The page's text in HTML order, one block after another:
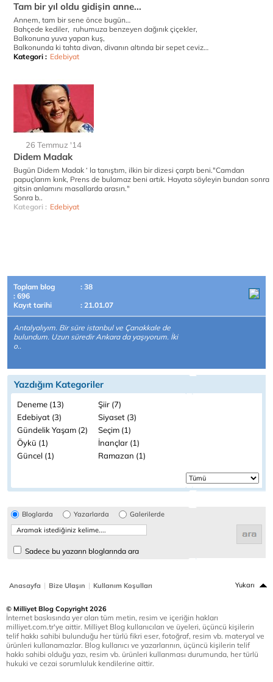
Tam bir yıl oldu gidişin anne...
Annem, tam bir sene önce bugün…
Bahçede kediler, ruhumuza benzeyen dağınık çiçekler,
Balkonuna yuva yapan kuş,
Balkonunda ki tahta divan, divanın altında bir sepet ceviz…
Kategori : Edebiyat
26 Temmuz '14
Didem Madak
Bugün Didem Madak ‘ la tanıştım, ilkin bir dizesi çarptı beni."Camdan
papuçlarım kırık, Prens de bulamaz beni artık. Hayata söyleyin bundan sonra
gitsin anlamını masallarda arasın."
Sonra b..
Kategori : Edebiyat
Toplam blog
: 38
: 696
Kayıt tarihi
: 21.01.07
Antalyalıyım. Bir süre istanbul ve Çanakkale de
bulundum. Uzun süredir Ankara da yaşıyorum. İki
o..
Yazdığım Kategoriler
Deneme (13)
Şiir (7)
Edebiyat (3)
Siyaset (3)
Gündelik Yaşam (2)
Seçim (1)
Öykü (1)
İnançlar (1)
Güncel (1)
Ramazan (1)
Bloglarda Yazarlarda Galerilerde
Sadece bu yazarın bloglarında ara
Anasayfa | Bize Ulaşın | Kullanım Koşulları Yukarı
© Milliyet Blog Copyright 2026
İnternet baskısında yer alan tüm metin, resim ve içeriğin hakları
milliyet.com.tr'ye aittir. Milliyet Blog kullanıcıları ve üyeleri, üçüncü kişilerin
telif hakkı sahibi bulunduğu her türlü fikri eser, fotoğraf, resim vb. materyal ve
ürünleri kullanamazlar. Blog kullanıcı ve yazarlarının, üçüncü kişilerin telif
hakkı sahibi olduğu yazı, resim vb. ürünleri kullanması durumunda, her türlü
hukuki ve cezai sorumluluk kendilerine aittir.